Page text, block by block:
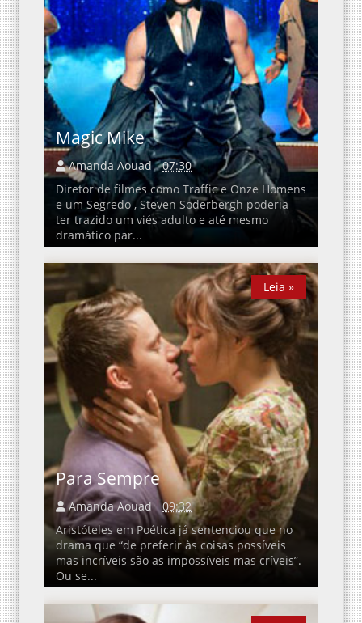
Magic Mike
Amanda Aouad
07:30
Diretor de filmes como Traffic e Onze Homens
e um Segredo , Steven Soderbergh poderia
ter trazido um viés adulto e até mesmo
dramático par...
Para Sempre
Amanda Aouad
09:32
Aristóteles em Poética já sentenciou que no
drama que “de preferir às coisas possíveis
mas incríveis são as impossíveis mas críveis”.
Ou se...
Leia »
Leia »